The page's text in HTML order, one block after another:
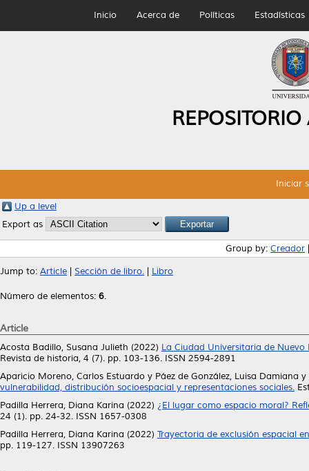
Inicio Acerca de Políticas Estadísticas
Iniciar
Up a level
Export as
Group by: Creador
Jump to: Article Sección de libro. Libro
Número de elementos: 6.
Article
Acosta Badillo, Susana Julieth (2022) La Ciudad Universitaria de
Revista de historia, 4 (7). pp. 103-136. ISSN 2594-2891
Aparicio Moreno, Carlos Estuardo y Páez de González, Luisa Damiana y
vulnerabilidad, distribución socioespacial y representaciones sociales.
Padilla Herrera, Diana Karina (2022) ¿El lugar como espacio moral?
24 (1). pp. 24-32. ISSN 1657-0308
Padilla Herrera, Diana Karina (2022) Trayectoria de exclusión espacial
pp. 119-127. ISSN 13907263